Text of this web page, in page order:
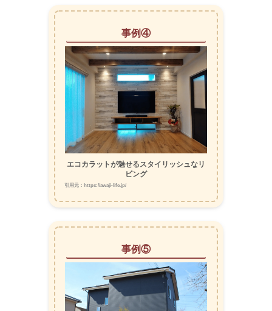
事例④
エコカラットが魅せるスタイリッシュなリ
ビング
引用元：https://awaji-life.jp/
事例⑤